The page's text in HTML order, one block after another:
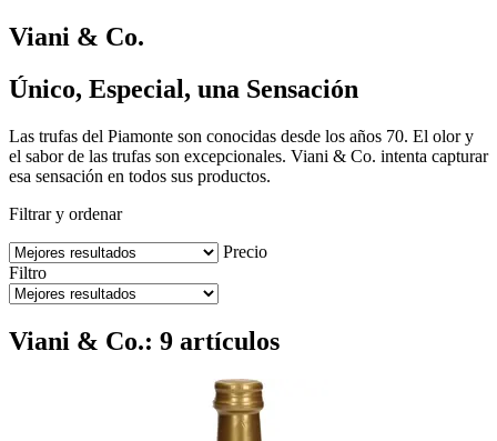
Viani & Co.
Único, Especial, una Sensación
Las trufas del Piamonte son conocidas desde los años 70. El olor y
el sabor de las trufas son excepcionales. Viani & Co. intenta capturar
esa sensación en todos sus productos.
Filtrar y ordenar
Precio
Filtro
Viani & Co.: 9 artículos